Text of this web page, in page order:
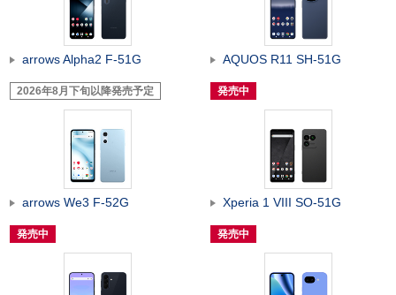
arrows Alpha2 F-51G
2026年8月下旬以降発売予定
AQUOS R11 SH-51G
発売中
arrows We3 F-52G
発売中
Xperia 1 VIII SO-51G
発売中